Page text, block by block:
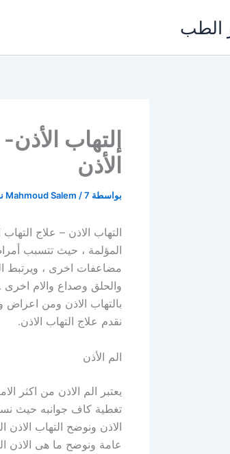
الطب
إلتهاب
الأذن
بواسطة Mahmoud Salem /7 نوفمبر، 2021
التهاب الاذن – علاج
المؤلمة ، حيث تتسبب
مضاعفات اخرى ، ويرتبط
والحلق وصداع والام
بالتهاب الاذن ومن
نقدم علاج التهاب الاذن.
الم الأذن
يعتبر الم الاذن من اكثر
تغطية كاف جوانبه حيث
الاذن ونوضح التهاب
عامة ونوضح ما هى الاذن